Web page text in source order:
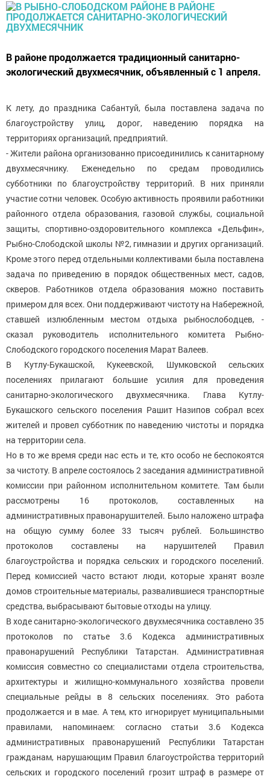
В районе продолжается традиционный санитарно-
экологический двухмесячник, объявленный с 1 апреля.
К лету, до праздника Сабантуй, была поставлена задача по
благоустройству улиц, дорог, наведению порядка на
территориях организаций, предприятий.
- Жители района организованно присоединились к санитарному
двухмесячнику. Еженедельно по средам проводились
субботники по благоустройству территорий. В них приняли
участие сотни человек. Особую активность проявили работники
районного отдела образования, газовой службы, социальной
защиты, спортивно-оздоровительного комплекса «Дельфин»,
Рыбно-Слободской школы №2, гимназии и других организаций.
Кроме этого перед отдельными коллективами была поставлена
задача по приведению в порядок общественных мест, садов,
скверов. Работников отдела образования можно поставить
примером для всех. Они поддерживают чистоту на Набережной,
ставшей излюбленным местом отдыха рыбнослободцев, -
сказал руководитель исполнительного комитета Рыбно-
Слободского городского поселения Марат Валеев.
В Кутлу-Букашской, Кукеевской, Шумковской сельских
поселениях прилагают большие усилия для проведения
санитарно-экологического двухмесячника. Глава Кутлу-
Букашского сельского поселения Рашит Назипов собрал всех
жителей и провел субботник по наведению чистоты и порядка
на территории села.
Но в то же время среди нас есть и те, кто особо не беспокоятся
за чистоту. В апреле состоялось 2 заседания административной
комиссии при районном исполнительном комитете. Там были
рассмотрены 16 протоколов, составленных на
административных правонарушителей. Было наложено штрафа
на общую сумму более 33 тысяч рублей. Большинство
протоколов составлены на нарушителей Правил
благоустройства и порядка сельских и городского поселений.
Перед комиссией часто встают люди, которые хранят возле
домов строительные материалы, развалившиеся транспортные
средства, выбрасывают бытовые отходы на улицу.
В ходе санитарно-экологического двухмесячника составлено 35
протоколов по статье 3.6 Кодекса административных
правонарушений Республики Татарстан. Административная
комиссия совместно со специалистами отдела строительства,
архитектуры и жилищно-коммунального хозяйства провели
специальные рейды в 8 сельских поселениях. Это работа
продолжается и в мае. А тем, кто игнорирует муниципальными
правилами, напоминаем: согласно статьи 3.6 Кодекса
административных правонарушений Республики Татарстан
гражданам, нарушающим Правил благоустройства территорий
сельских и городского поселений грозит штраф в размере от